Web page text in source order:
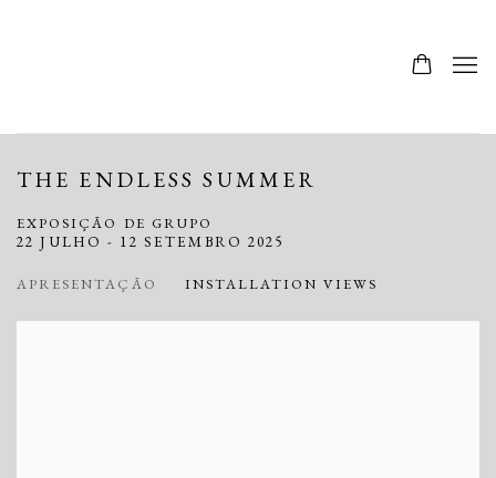
THE ENDLESS SUMMER
EXPOSIÇÃO DE GRUPO
22 JULHO - 12 SETEMBRO 2025
APRESENTAÇÃO INSTALLATION VIEWS